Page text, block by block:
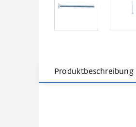
Produktbeschreibung